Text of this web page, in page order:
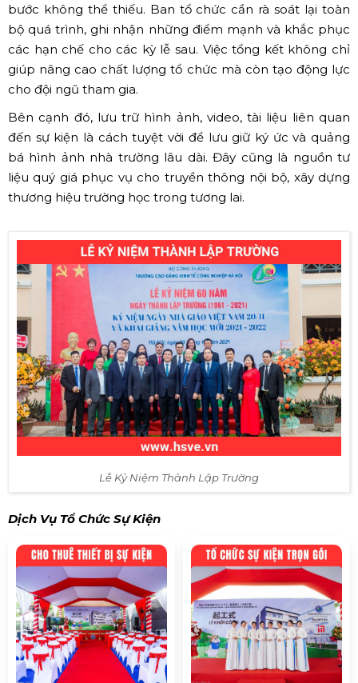
bước không thể thiếu. Ban tổ chức cần rà soát lại toàn
bộ quá trình, ghi nhận những điểm mạnh và khắc phục
các hạn chế cho các kỳ lễ sau. Việc tổng kết không chỉ
giúp nâng cao chất lượng tổ chức mà còn tạo động lực
cho đội ngũ tham gia.
Bên cạnh đó, lưu trữ hình ảnh, video, tài liệu liên quan
đến sự kiện là cách tuyệt vời để lưu giữ ký ức và quảng
bá hình ảnh nhà trường lâu dài. Đây cũng là nguồn tư
liệu quý giá phục vụ cho truyền thông nội bộ, xây dựng
thương hiệu trường học trong tương lai.
Lễ Kỷ Niệm Thành Lập Trường
Dịch Vụ Tổ Chức Sự Kiện